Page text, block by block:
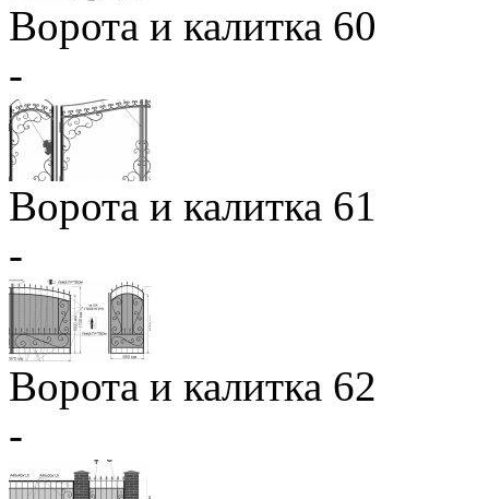
Ворота и калитка 60
-
Ворота и калитка 61
-
Ворота и калитка 62
-